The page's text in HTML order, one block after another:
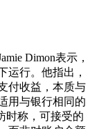
Dimon表示，
运行。他指出，
付收益，本质与
用与银行相同的
时称，可接受的